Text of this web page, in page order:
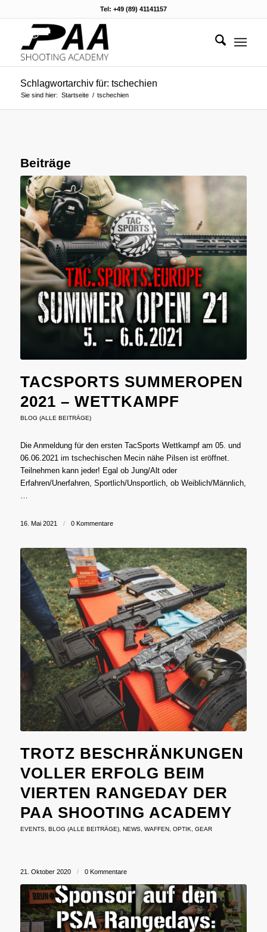
Tel: +49 (89) 41141157
Schlagwortarchiv für: tschechien
Sie sind hier: Startseite / tschechien
Beiträge
TACSPORTS SUMMEROPEN
2021 – WETTKAMPF
BLOG (ALLE BEITRÄGE)
Die Anmeldung für den ersten TacSports Wettkampf am 05. und
06.06.2021 im tschechischen Mecin nähe Pilsen ist eröffnet.
Teilnehmen kann jeder! Egal ob Jung/Alt oder
Erfahren/Unerfahren, Sportlich/Unsportlich, ob Weiblich/Männlich,
16. Mai 2021 / 0 Kommentare
TROTZ BESCHRÄNKUNGEN
VOLLER ERFOLG BEIM
VIERTEN RANGEDAY DER
PAA SHOOTING ACADEMY
EVENTS, BLOG (ALLE BEITRÄGE), NEWS, WAFFEN, OPTIK, GEAR
21. Oktober 2020 / 0 Kommentare